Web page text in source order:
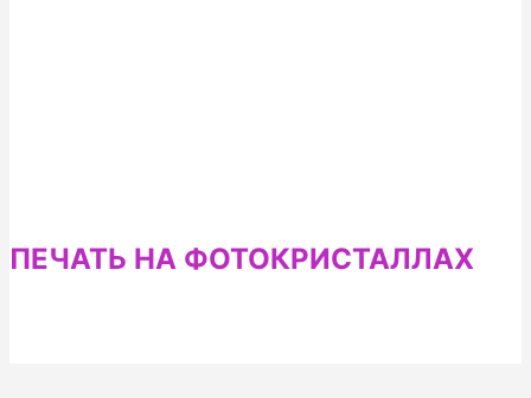
ПЕЧАТЬ НА ФОТОКРИСТАЛЛАХ